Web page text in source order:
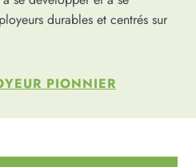
durables et centrés sur
PIONNIER